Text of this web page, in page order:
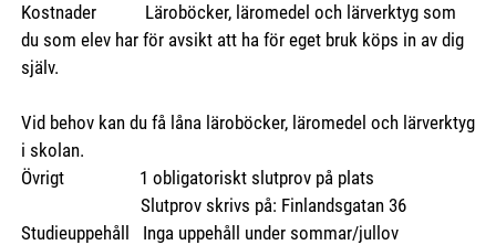
Kostnader Läroböcker, läromedel och lärverktyg som
du som elev har för avsikt att ha för eget bruk köps in av dig
själv.
Vid behov kan du få låna läroböcker, läromedel och lärverktyg
i skolan.
Övrigt 1 obligatoriskt slutprov på plats
Slutprov skrivs på: Finlandsgatan 36
Studieuppehåll Inga uppehåll under sommar/jullov